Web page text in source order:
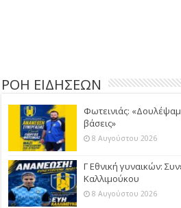
ΡΟΗ ΕΙΔΗΣΕΩΝ
Φωτεινιάς:
βάσεις»
8 Αυγούστου 2026
Γ Εθνική γυναικών:
Καλλιμούκου
8 Αυγούστου 2026